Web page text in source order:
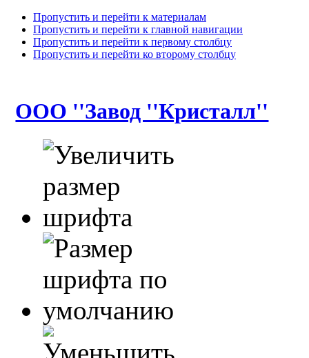
Пропустить и перейти к материалам
Пропустить и перейти к главной навигации
Пропустить и перейти к первому столбцу
Пропустить и перейти ко второму столбцу
ООО ''Завод ''Кристалл''